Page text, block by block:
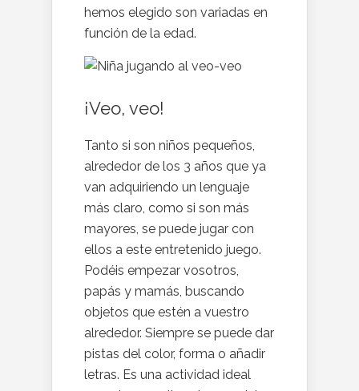
hemos elegido son variadas en
función de la edad.
¡Veo, veo!
Tanto si son niños pequeños,
alrededor de los 3 años que ya
van adquiriendo un lenguaje
más claro, como si son más
mayores, se puede jugar con
ellos a este entretenido juego.
Podéis empezar vosotros,
papás y mamás, buscando
objetos que estén a vuestro
alrededor. Siempre se puede dar
pistas del color, forma o añadir
letras. Es una actividad ideal